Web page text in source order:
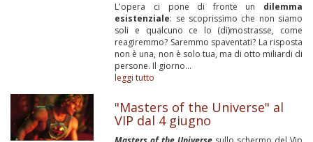
L'opera ci pone di fronte un dilemma
esistenziale: se scoprissimo che non siamo
soli e qualcuno ce lo (di)mostrasse, come
reagiremmo? Saremmo spaventati? La risposta
non è una, non è solo tua, ma di otto miliardi di
persone. Il giorno...
leggi tutto
"Masters of the Universe" al
VIP dal 4 giugno